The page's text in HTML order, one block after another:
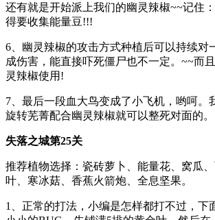
还有就是开始派上我们的幽灵辣椒~~记住
得要收集能量豆!!!
6、幽灵辣椒的攻击方式种植后可以持续对
成伤害，能直接吓死僵尸也不一定。~~而
灵辣椒使用!
7、最后一段血大鸟变成了小飞机，哟呵。
旋转芜菁配合幽灵辣椒就可以整死对面的。
失落之城第25关
推荐植物选择：瓷砖萝卜、能量花、窝瓜
叶、寒冰菇、香蕉火箭炮、全息坚果。
1、正常的打法，小编是怎样都打不过，下